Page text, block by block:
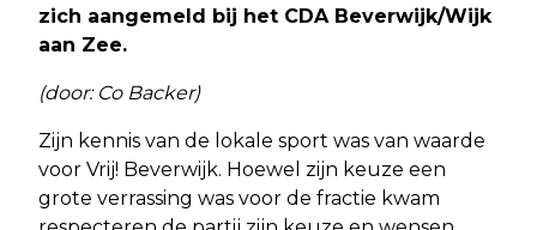
zich aangemeld bij het CDA Beverwijk/Wijk
aan Zee.
(door: Co Backer)
Zijn kennis van de lokale sport was van waarde
voor Vrij! Beverwijk. Hoewel zijn keuze een
grote verrassing was voor de fractie kwam